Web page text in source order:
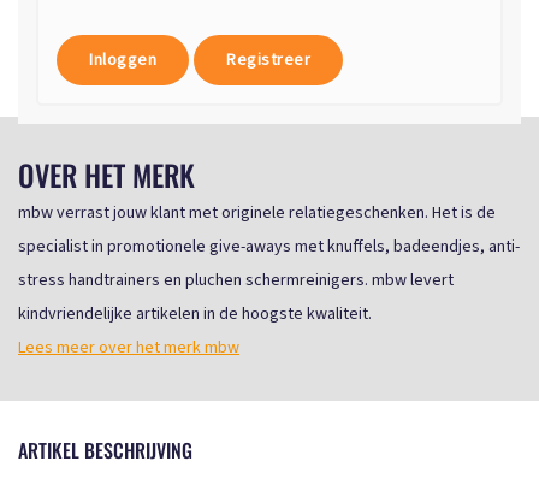
Inloggen Registreer
OVER HET MERK
mbw verrast jouw klant met originele relatiegeschenken. Het is de
specialist in promotionele give-aways met knuffels, badeendjes, anti-
stress handtrainers en pluchen schermreinigers. mbw levert
kindvriendelijke artikelen in de hoogste kwaliteit.
Lees meer over het merk mbw
ARTIKEL BESCHRIJVING